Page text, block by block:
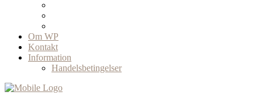
Om WP
Kontakt
Information
Handelsbetingelser